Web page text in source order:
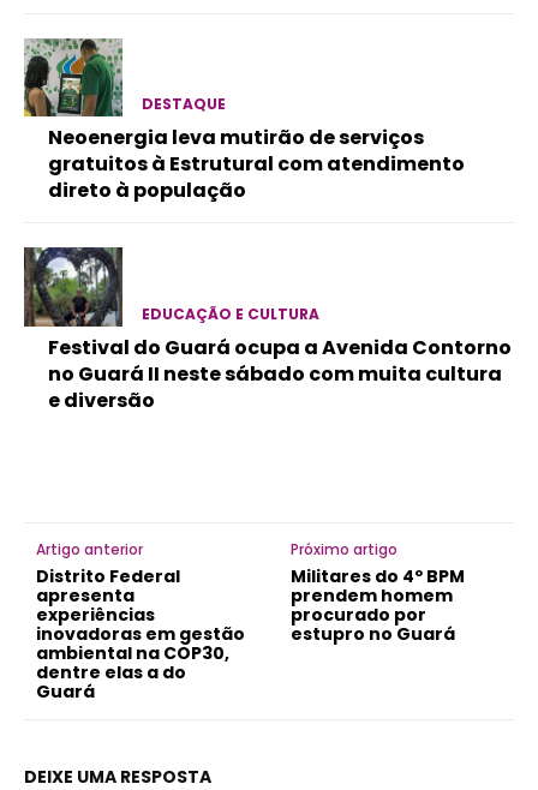
DESTAQUE
Neoenergia leva mutirão de serviços
gratuitos à Estrutural com atendimento
direto à população
EDUCAÇÃO E CULTURA
Festival do Guará ocupa a Avenida Contorno
no Guará II neste sábado com muita cultura
e diversão
Artigo anterior
Distrito Federal
apresenta
experiências
inovadoras em gestão
ambiental na COP30,
dentre elas a do
Guará
Próximo artigo
Militares do 4º BPM
prendem homem
procurado por
estupro no Guará
DEIXE UMA RESPOSTA